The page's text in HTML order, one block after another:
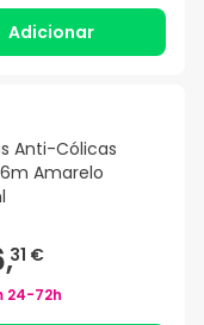
Adicionar
Anti-Cólicas
Amarelo
31 €
24-72h